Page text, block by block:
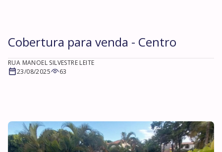
Cobertura para venda - Centro
RUA MANOEL SILVESTRE LEITE
23/08/2025
63